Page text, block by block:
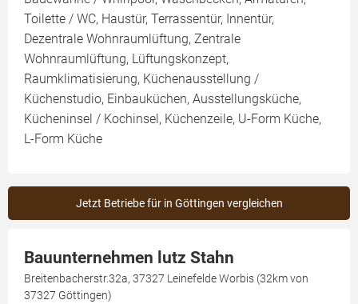
Toilette / WC, Haustür, Terrassentür, Innentür,
Dezentrale Wohnraumlüftung, Zentrale
Wohnraumlüftung, Lüftungskonzept,
Raumklimatisierung, Küchenausstellung /
Küchenstudio, Einbauküchen, Ausstellungsküche,
Kücheninsel / Kochinsel, Küchenzeile, U-Form Küche,
L-Form Küche
Jetzt Betriebe für in Göttingen vergleichen
Bauunternehmen lutz Stahn
Breitenbacherstr.32a, 37327 Leinefelde Worbis (32km von
37327 Göttingen)